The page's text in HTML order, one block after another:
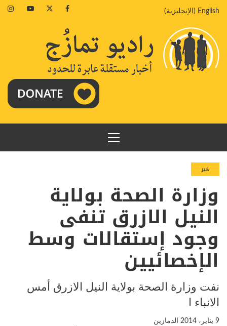
إلىEnglish
( الإنجليزية)
Facebook
Twitter
Youtube
القائمة
الرئيسية
خبر
وزارة الصحة بولاية
النيل الازرق تنفى
وجود إستقالات وسط
الإخصائيين
نفت وزارة الصحة بولاية النيل الازرق أمس
الانباء ا
9 يناير، 2014 الدمازين